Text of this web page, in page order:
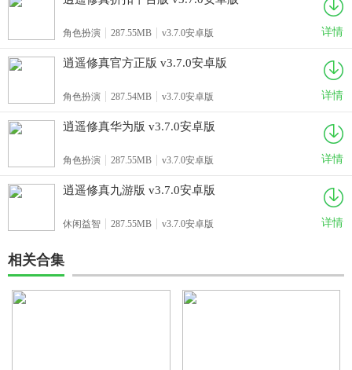
角色扮演 287.55MB v3.7.0安卓版 详情
逍遥修真官方正版 v3.7.0安卓版
角色扮演 287.54MB v3.7.0安卓版 详情
逍遥修真华为版 v3.7.0安卓版
角色扮演 287.55MB v3.7.0安卓版 详情
逍遥修真九游版 v3.7.0安卓版
休闲益智 287.55MB v3.7.0安卓版 详情
相关合集